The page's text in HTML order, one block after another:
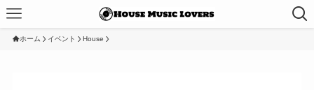
ホーム イベント House